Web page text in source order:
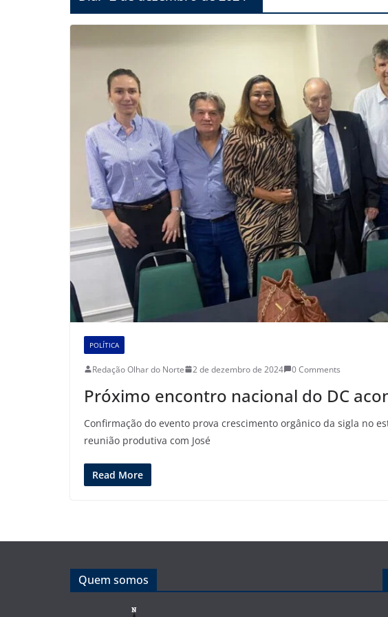
POLÍTICA
Redação Olhar do Norte 2 de dezembro de 2024 0 Comments
Próximo encontro nacional do DC
Confirmação do evento prova crescimento orgânico da sigla no
reunião produtiva com José
Read More
Quem somos